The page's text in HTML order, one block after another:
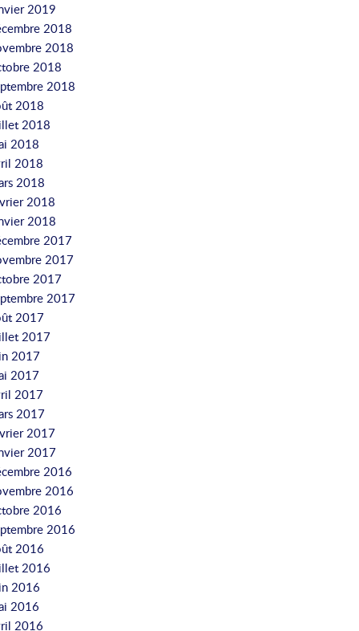
2019
2018
2018
2018
2018
2018
2018
2018
2018
2018
2018
2018
2017
2017
2017
2017
2017
2017
2017
2017
2017
2017
2017
2017
2016
2016
2016
2016
2016
2016
2016
2016
2016